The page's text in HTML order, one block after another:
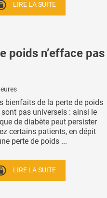
LIRE LA SUITE
poids n’efface pas
bienfaits de la perte de poids
sont pas universels : ainsi le
de diabète peut persister
certains patients, en dépit
perte de poids ...
LIRE LA SUITE